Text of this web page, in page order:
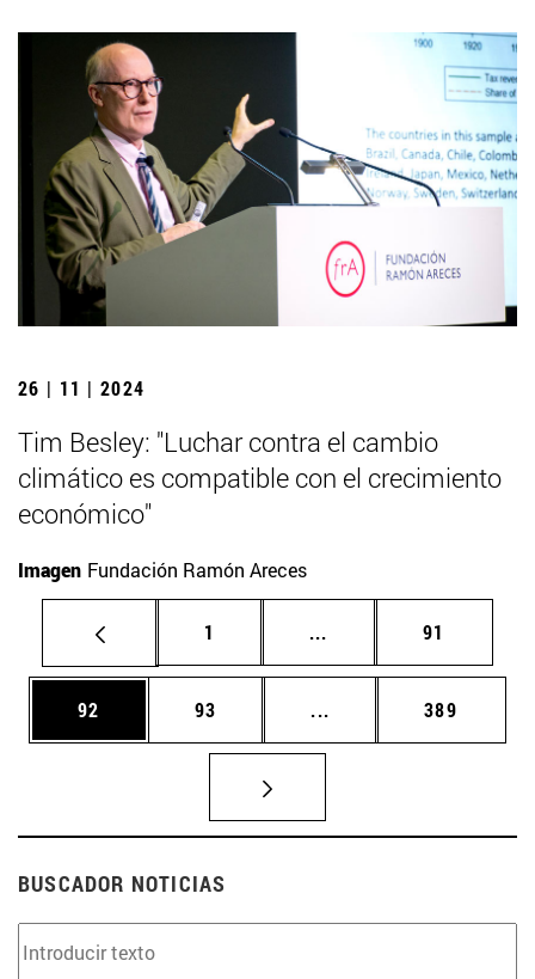
26 | 11 | 2024
Tim Besley: "Luchar contra el cambio
climático es compatible con el crecimiento
económico"
Imagen Fundación Ramón Areces
Página
1 ... Páginas intermedias
Página
91
Página
92 Página
93 ... Páginas intermedias
Página
389
BUSCADOR NOTICIAS